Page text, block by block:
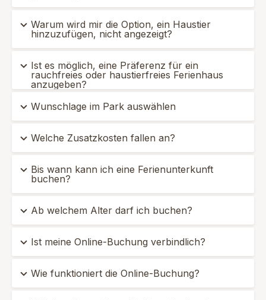
Warum wird mir die Option, ein Haustier
hinzuzufügen, nicht angezeigt?
Ist es möglich, eine Präferenz für ein
rauchfreies oder haustierfreies Ferienhaus
anzugeben?
Wunschlage im Park auswählen
Welche Zusatzkosten fallen an?
Bis wann kann ich eine Ferienunterkunft
buchen?
Ab welchem Alter darf ich buchen?
Ist meine Online-Buchung verbindlich?
Wie funktioniert die Online-Buchung?